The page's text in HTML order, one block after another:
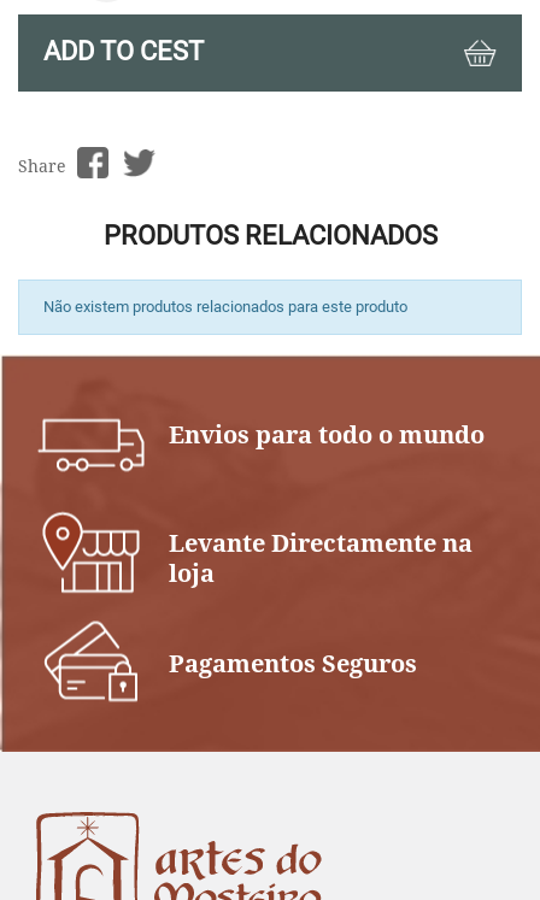
ADD TO CEST
Share
PRODUTOS RELACIONADOS
Não existem produtos relacionados para este produto
Envios para todo o mundo
Levante Directamente na
loja
Pagamentos Seguros